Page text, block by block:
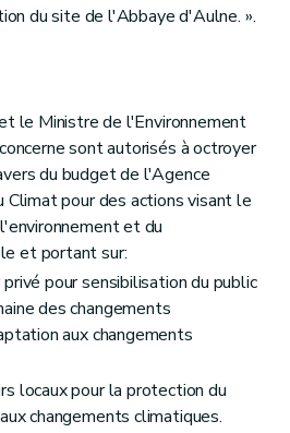
du site de l'Abbaye d'Aulne. ».
le Ministre de l'Environnement
sont autorisés à octroyer
du budget de l'Agence
pour des actions visant le
et du
et portant sur:
pour sensibilisation du public
des changements
aux changements
locaux pour la protection du
changements climatiques.